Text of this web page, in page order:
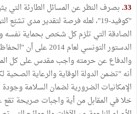
33. بصرف النظر عن المسائل الطارئة التي
"كوفيد-19"، لعله فرصة لتقدير مدى
الصادقة التي تلزم كل شخص بحماية نفسه
الدستور التونسي لعام
أنه "تضمن الدولة الوقاية والرعاية
الإمكانيات الضرورية لضمان السلامة
خلا في المقابل من أية واجبات صريحة تقع